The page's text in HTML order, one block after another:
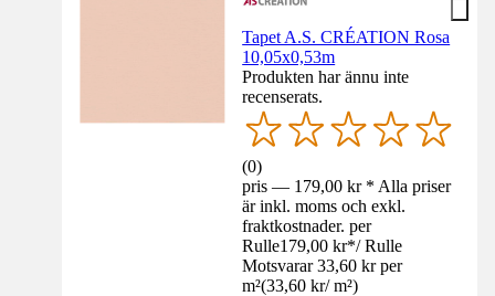
Tapet A.S. CRÉATION Rosa
10,05x0,53m
Produkten har ännu inte
recenserats.
(0)
pris — 179,00 kr * Alla priser
är inkl. moms och exkl.
fraktkostnader. per
Rulle179,00 kr*/ Rulle
Motsvarar 33,60 kr per
m²(33,60 kr/ m²)